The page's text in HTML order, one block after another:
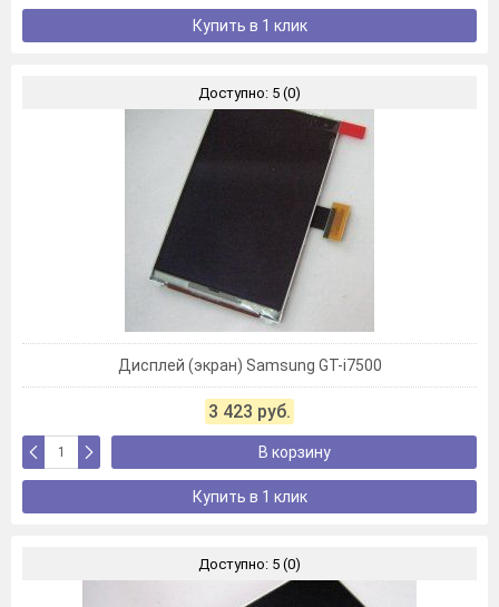
Купить в 1 клик
Доступно: 5 (0)
Дисплей (экран) Samsung GT-i7500
3 423 руб.
В корзину
Купить в 1 клик
Доступно: 5 (0)